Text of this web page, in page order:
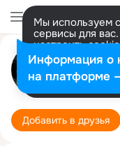
Мы используем
сервисы для
настроить
представитель.
Разрешить все
3
Добавить в друзья
Информация о
на платформе